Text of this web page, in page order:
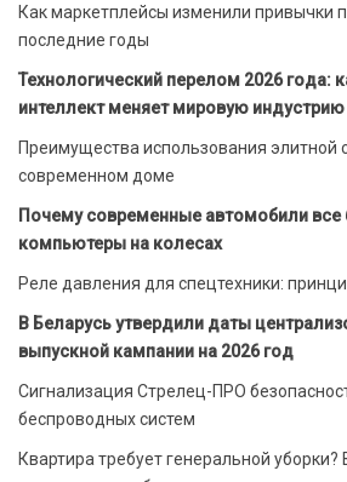
Как маркетплейсы изменили привычки
последние годы
Технологический перелом 2026 года:
интеллект меняет мировую индустрию
Преимущества использования элитной
современном доме
Почему современные автомобили
компьютеры на колесах
Реле давления для спецтехники:
В Беларусь утвердили даты
выпускной кампании на 2026 год
Сигнализация Стрелец-ПРО
беспроводных систем
Квартира требует генеральной уборки?